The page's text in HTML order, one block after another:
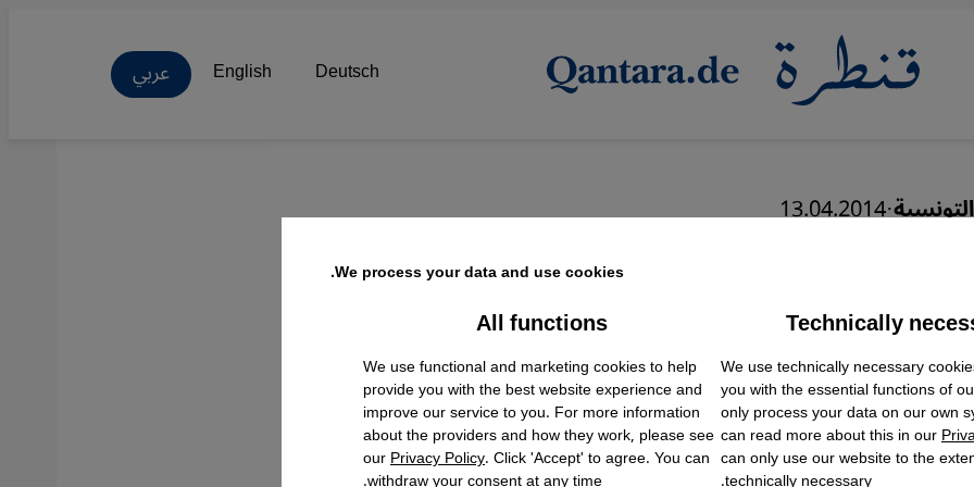
Deutsch
English عربي
·
13.04.2014
الثورة..تسويف ومماطلة في
القتلة؟
English عربي
We process your data and use cookies.
Technically
We use technically necessary
you with the essential functions of
only process your data on our own
can read more about this in our
can only use our website to the
All functions
We use functional and marketing cookies to help
provide you with the best website experience and
improve our service to you. For more information
about the providers and how they work, please see
ourPrivacy Policy. Click 'Accept' to agree. You can
Facebook Embed / Facebook Connect
Twitter Embed
Instagram Embed
Youtube Embed
Google Maps Embed